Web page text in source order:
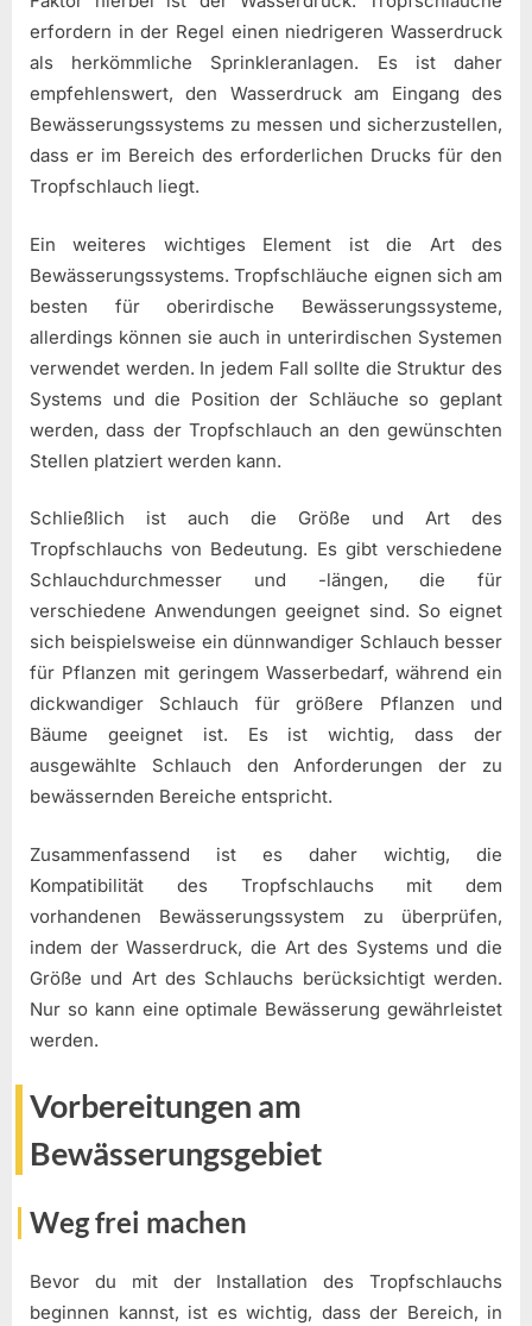
erfordern in der Regel einen niedrigeren Wasserdruck
als herkömmliche Sprinkleranlagen. Es ist daher
empfehlenswert, den Wasserdruck am Eingang des
Bewässerungssystems zu messen und sicherzustellen,
dass er im Bereich des erforderlichen Drucks für den
Tropfschlauch liegt.
Ein weiteres wichtiges Element ist die Art des
Bewässerungssystems. Tropfschläuche eignen sich am
besten für oberirdische Bewässerungssysteme,
allerdings können sie auch in unterirdischen Systemen
verwendet werden. In jedem Fall sollte die Struktur des
Systems und die Position der Schläuche so geplant
werden, dass der Tropfschlauch an den gewünschten
Stellen platziert werden kann.
Schließlich ist auch die Größe und Art des
Tropfschlauchs von Bedeutung. Es gibt verschiedene
Schlauchdurchmesser und -längen, die für
verschiedene Anwendungen geeignet sind. So eignet
sich beispielsweise ein dünnwandiger Schlauch besser
für Pflanzen mit geringem Wasserbedarf, während ein
dickwandiger Schlauch für größere Pflanzen und
Bäume geeignet ist. Es ist wichtig, dass der
ausgewählte Schlauch den Anforderungen der zu
bewässernden Bereiche entspricht.
Zusammenfassend ist es daher wichtig, die
Kompatibilität des Tropfschlauchs mit dem
vorhandenen Bewässerungssystem zu überprüfen,
indem der Wasserdruck, die Art des Systems und die
Größe und Art des Schlauchs berücksichtigt werden.
Nur so kann eine optimale Bewässerung gewährleistet
werden.
Vorbereitungen am
Bewässerungsgebiet
Weg frei machen
Bevor du mit der Installation des Tropfschlauchs
beginnen kannst, ist es wichtig, dass der Bereich, in